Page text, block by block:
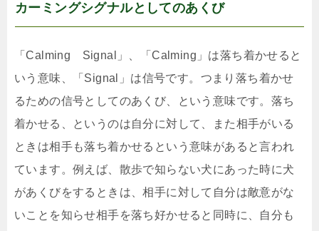
カーミングシグナルとしてのあくび
「Calming Signal」、「Calming」は落ち着かせると
いう意味、「Signal」は信号です。つまり落ち着かせ
るための信号としてのあくび、という意味です。落ち
着かせる、というのは自分に対して、また相手がいる
ときは相手も落ち着かせるという意味があると言われ
ています。例えば、散歩で知らない犬にあった時に犬
があくびをするときは、相手に対して自分は敵意がな
いことを知らせ相手を落ち好かせると同時に、自分も